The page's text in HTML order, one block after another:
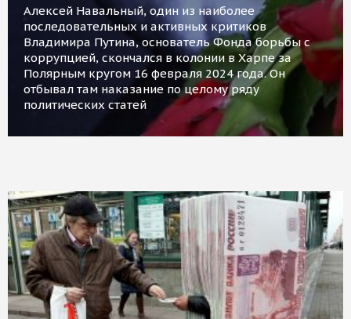
Алексей Навальный, один из наиболее
последовательных и активных критиков
Владимира Путина, основатель Фонда борьбы с
коррупцией, скончался в колонии в Харпе за
Полярным кругом 16 февраля 2024 года. Он
отбывал там наказание по целому ряду
политических статей